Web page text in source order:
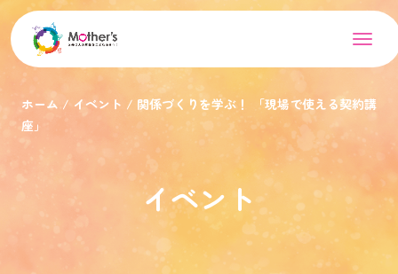
ホーム イベント
関係づくりを学ぶ！ 「現場で使える契約講
座」
イベント